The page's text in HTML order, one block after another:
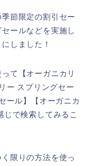
節限定の割引セー
ールなどを実施し
しました！
て【オーガニカリ
ー スプリングセー
ール】【オーガニカ
じで検索してみるこ
限りの方法を使っ